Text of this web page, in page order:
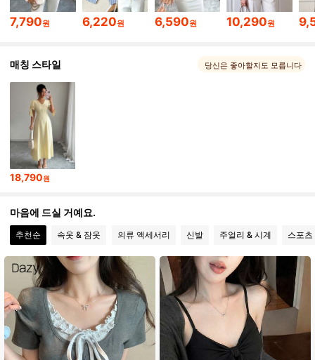
4.88 3M 팔로워
4.88
4.88
4.88 3M 팔로워
4.88 3M 팔로워
7,790원 6,220원 6,590원 10,290원
매칭 스타일 당신은 좋아할지도 모릅니다
18,790원
마음에 드실 거예요.
추천순 속옷 & 잠옷 의류 액세서리 신발 주얼리 & 시계 스포